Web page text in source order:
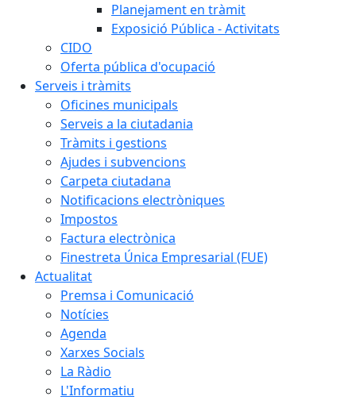
Planejament en tràmit
Exposició Pública - Activitats
CIDO
Oferta pública d'ocupació
Serveis i tràmits
Oficines municipals
Serveis a la ciutadania
Tràmits i gestions
Ajudes i subvencions
Carpeta ciutadana
Notificacions electròniques
Impostos
Factura electrònica
Finestreta Única Empresarial (FUE)
Actualitat
Premsa i Comunicació
Notícies
Agenda
Xarxes Socials
La Ràdio
L'Informatiu